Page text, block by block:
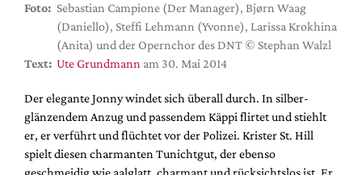
Festival-Planer
Hefte
Alle Hefte
Leseproben
Podcast
Service
Foto: Sebastian Campione (Der Manager), Bjørn Waag
(Daniello), Steffi Lehmann (Yvonne), Larissa Krokhina
(Anita) und der Opernchor des DNT © Stephan Walzl
Text: Ute Grundmann am 30. Mai 2014
Der elegante Jonny windet sich überall durch. In silber-
glänzendem Anzug und passendem Käppi flirtet und stiehlt
er, er verführt und flüchtet vor der Polizei. Krister St. Hill
spielt diesen charmanten Tunichtgut, der ebenso
geschmeidig wie aalglatt, charmant und rücksichtslos ist. Er